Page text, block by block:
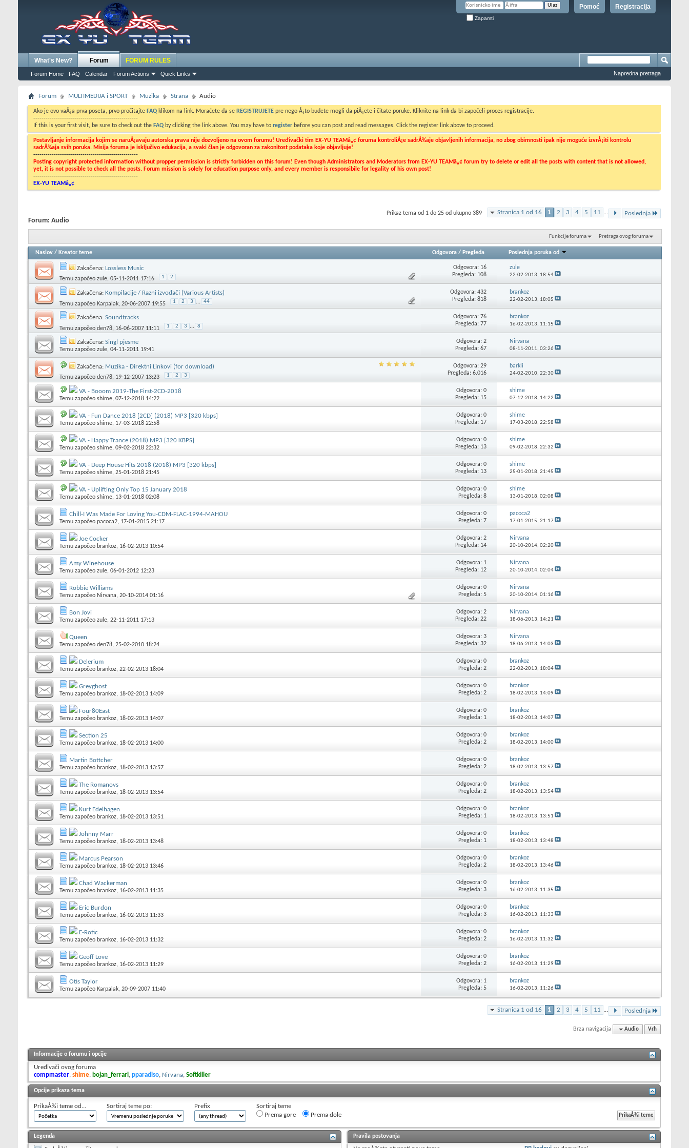
Registracija
Pomoć
Zapamti
What's New? Forum
Forum Home FAQ Calendar Forum Actions Quick Links
FORUM RULES
Napredna pretraga
Forum MULTIMEDIJA i SPORT Muzika Strana Audio
Ako je ovo vaÅ¡a prva poseta, prvo pročitajte FAQ klikom na link. Moraćete da se REGISTRUJETE pre nego Å¡to budete mogli da piÅ¡ete i čitate poruke. Kliknite na link da bi započeli proces registracije.
---------------------------------------------------
If this is your first visit, be sure to check out the FAQ by clicking the link above. You may have to register before you can post and read messages. Click the register link above to proceed.
Postavljanje informacija kojim se naruÅ¡avaju autorska prava nije dozvoljeno na ovom forumu! Uređivački tim EX-YU TEAMâ„¢ foruma kontroliÅ¡e sadrÅ¾aje objavljenih informacija, no zbog obimnosti ipak nije moguće izvrÅ¡iti kontrolu
sadrÅ¾aja svih poruka. Misija foruma je isključivo edukacija, a svaki član je odgovoran za zakonitost podataka koje objavljuje!
---------------------------------------------------
Posting copyright protected information without propper permission is strictly forbidden on this forum! Even though Administrators and Moderators from EX-YU TEAMâ„¢ forum try to delete or edit all the posts with content that is not allowed,
yet, it is not possible to check all the posts. Forum mission is solely for education purpose only, and every member is responsibile for legality of his own post!
---------------------------------------------------
EX-YU TEAMâ„¢
Stranica 1 od 16 1 2 3 4 5 11 ... Poslednja
Prikaz tema od 1 do 25 od ukupno 389
Forum: Audio
Funkcije foruma Pretraga ovog foruma
Naslov / Kreator teme Odgovora / Pregleda Poslednja poruka od
Zakačena: Lossless Music
Temu započeo zule, 05-11-2011 17:16 1 2
Odgovora: 16
Pregleda: 108
zule
22-02-2013, 18:54
Zakačena: Kompilacije / Razni izvođači (Various Artists)
Temu započeo Karpalak, 20-06-2007 19:55 1 2 3 ... 44
Odgovora: 432
Pregleda: 818
brankoz
22-02-2013, 18:05
Zakačena: Soundtracks
Temu započeo den78, 16-06-2007 11:11 1 2 3 ... 8
Odgovora: 76
Pregleda: 77
brankoz
16-02-2013, 11:15
Zakačena: Singl pjesme
Temu započeo zule, 04-11-2011 19:41
Odgovora: 2
Pregleda: 67
Nirvana
08-11-2011, 03:26
Zakačena: Muzika - Direktni Linkovi (for download)
Temu započeo den78, 19-12-2007 13:23 1 2 3
Odgovora: 29
Pregleda: 6.016
barkli
24-02-2010, 22:30
VA - Booom 2019-The First-2CD-2018
Temu započeo shime, 07-12-2018 14:22
Odgovora: 0
Pregleda: 15
shime
07-12-2018, 14:22
VA - Fun Dance 2018 [2CD] (2018) MP3 [320 kbps]
Temu započeo shime, 17-03-2018 22:58
Odgovora: 0
Pregleda: 17
shime
17-03-2018, 22:58
VA - Happy Trance (2018) MP3 [320 KBPS]
Temu započeo shime, 09-02-2018 22:32
Odgovora: 0
Pregleda: 13
shime
09-02-2018, 22:32
VA - Deep House Hits 2018 (2018) MP3 [320 kbps]
Temu započeo shime, 25-01-2018 21:45
Odgovora: 0
Pregleda: 13
shime
25-01-2018, 21:45
VA - Uplifting Only Top 15 January 2018
Temu započeo shime, 13-01-2018 02:08
Odgovora: 0
Pregleda: 8
shime
13-01-2018, 02:08
Chill-I Was Made For Loving You-CDM-FLAC-1994-MAHOU
Temu započeo pacoca2, 17-01-2015 21:17
Odgovora: 0
Pregleda: 7
pacoca2
17-01-2015, 21:17
Joe Cocker
Temu započeo brankoz, 16-02-2013 10:54
Odgovora: 2
Pregleda: 14
Nirvana
20-10-2014, 02:20
Amy Winehouse
Temu započeo zule, 06-01-2012 12:23
Odgovora: 1
Pregleda: 12
Nirvana
20-10-2014, 02:04
Robbie Williams
Temu započeo Nirvana, 20-10-2014 01:16
Odgovora: 0
Pregleda: 5
Nirvana
20-10-2014, 01:16
Bon Jovi
Temu započeo zule, 22-11-2011 17:13
Odgovora: 2
Pregleda: 22
Nirvana
18-06-2013, 14:21
Queen
Temu započeo den78, 25-02-2010 18:24
Odgovora: 3
Pregleda: 32
Nirvana
18-06-2013, 14:03
Delerium
Temu započeo brankoz, 22-02-2013 18:04
Odgovora: 0
Pregleda: 2
brankoz
22-02-2013, 18:04
Greyghost
Temu započeo brankoz, 18-02-2013 14:09
Odgovora: 0
Pregleda: 2
brankoz
18-02-2013, 14:09
Four80East
Temu započeo brankoz, 18-02-2013 14:07
Odgovora: 0
Pregleda: 1
brankoz
18-02-2013, 14:07
Section 25
Temu započeo brankoz, 18-02-2013 14:00
Odgovora: 0
Pregleda: 2
brankoz
18-02-2013, 14:00
Martin Bottcher
Temu započeo brankoz, 18-02-2013 13:57
Odgovora: 0
Pregleda: 2
brankoz
18-02-2013, 13:57
The Romanovs
Temu započeo brankoz, 18-02-2013 13:54
Odgovora: 0
Pregleda: 2
brankoz
18-02-2013, 13:54
Kurt Edelhagen
Temu započeo brankoz, 18-02-2013 13:51
Odgovora: 0
Pregleda: 1
brankoz
18-02-2013, 13:51
Johnny Marr
Temu započeo brankoz, 18-02-2013 13:48
Odgovora: 0
Pregleda: 1
brankoz
18-02-2013, 13:48
Marcus Pearson
Temu započeo brankoz, 18-02-2013 13:46
Odgovora: 0
Pregleda: 2
brankoz
18-02-2013, 13:46
Chad Wackerman
Temu započeo brankoz, 16-02-2013 11:35
Odgovora: 0
Pregleda: 3
brankoz
16-02-2013, 11:35
Eric Burdon
Temu započeo brankoz, 16-02-2013 11:33
Odgovora: 0
Pregleda: 3
brankoz
16-02-2013, 11:33
E-Rotic
Temu započeo brankoz, 16-02-2013 11:32
Odgovora: 0
Pregleda: 2
brankoz
16-02-2013, 11:32
Geoff Love
Temu započeo brankoz, 16-02-2013 11:29
Odgovora: 0
Pregleda: 2
brankoz
16-02-2013, 11:29
Otis Taylor
Temu započeo Karpalak, 20-09-2007 11:40
Odgovora: 1
Pregleda: 5
brankoz
16-02-2013, 11:26
Stranica 1 od 16 1 2 3 4 5 11 ... Poslednja
Brza navigacija Audio Vrh
Informacije o forumu i opcije
Uređivači ovog foruma
compmaster, shime, bojan_ferrari, pparadiso, Nirvana, Softkiller
Opcije prikaza tema
PrikaÅ¾i teme od... Sortiraj teme po: Prefix
Sortiraj teme
Prema gore
Prema dole
Legenda Pravila postovanja